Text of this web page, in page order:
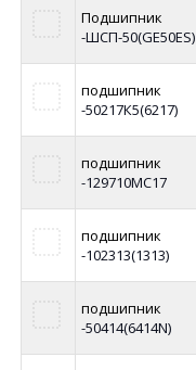
Подшипник
-ШСП-50(GE50ES)
подшипник
-50217К5(6217)
подшипник
-129710МС17
подшипник
-102313(1313)
подшипник
-50414(6414N)